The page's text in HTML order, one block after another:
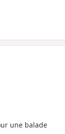
une balade